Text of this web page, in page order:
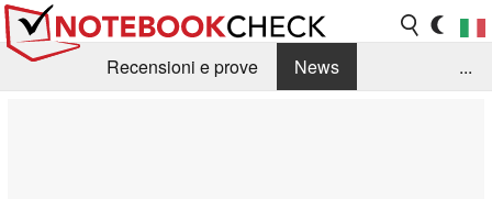
Recensioni e prove
News
...